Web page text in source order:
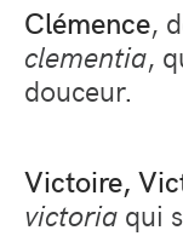
Clémence,
clementia,
douceur.
Victoire,
victoria qui